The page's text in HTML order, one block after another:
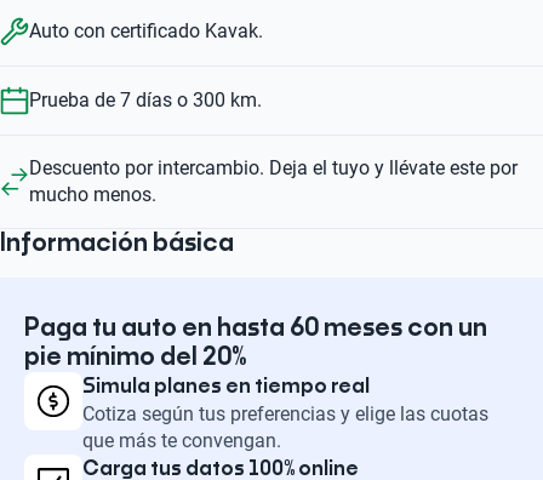
Auto con certificado Kavak.
Prueba de 7 días o 300 km.
Descuento por intercambio. Deja el tuyo y llévate este por
mucho menos.
Información básica
Paga tu auto en hasta 60 meses con un
pie mínimo del 20%
Simula planes en tiempo real
Cotiza según tus preferencias y elige las cuotas
que más te convengan.
Carga tus datos 100% online